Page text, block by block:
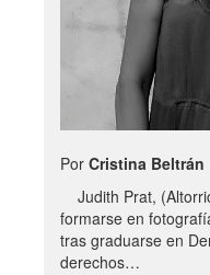
Por Cristina Beltrán
Judith Prat,
formarse en
tras graduarse en
derechos…